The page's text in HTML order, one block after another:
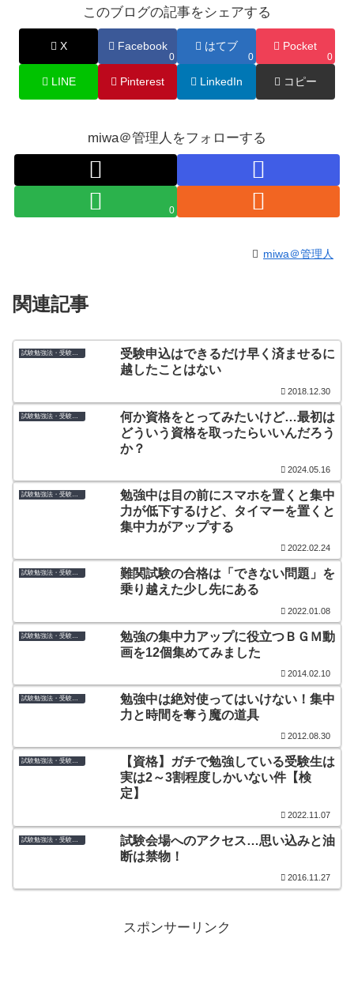
このブログの記事をシェアする
X Facebook
0
はてブ
0
Pocket
0
LINE Pinterest LinkedIn コピー
miwa＠管理人をフォローする
0
miwa＠管理人
関連記事
試験勉強法・受験のコツ
受験申込はできるだけ早く済ませるに
越したことはない
2018.12.30
何か資格をとってみたいけど…最初は
どういう資格を取ったらいいんだろう
か？
2024.05.16
試験勉強法・受験のコツ
勉強中は目の前にスマホを置くと集中
力が低下するけど、タイマーを置くと
集中力がアップする
2022.02.24
試験勉強法・受験のコツ
難関試験の合格は「できない問題」を
乗り越えた少し先にある
2022.01.08
勉強の集中力アップに役立つＢＧＭ動
画を12個集めてみました
2014.02.10
試験勉強法・受験のコツ
勉強中は絶対使ってはいけない！集中
力と時間を奪う魔の道具
2012.08.30
試験勉強法・受験のコツ
【資格】ガチで勉強している受験生は
実は2～3割程度しかいない件【検
定】
2022.11.07
試験会場へのアクセス…思い込みと油
断は禁物！
2016.11.27
スポンサーリンク